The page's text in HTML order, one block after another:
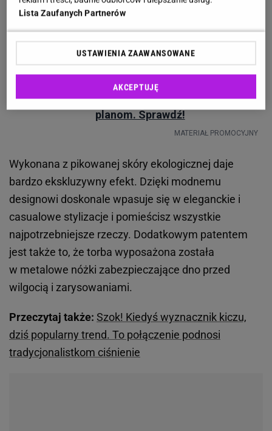
Wykonana z pikowanej skóry ekologicznej daje
bardzo ekskluzywny efekt. Dzięki modnemu
designowi doskonale wpasuje się w eleganckie i
casualowe stylizacje i pomieścisz wszystkie
najpotrzebniejsze rzeczy. Dodatkowym patentem
jest także to, że torba wyposażona została
w metalowe nóżki zabezpieczające dno przed
wilgocią i zarysowaniami.
Przeczytaj także: Szok! Kiedyś wyznacznik kiczu,
dziś popularny trend. To połączenie podnosi
tradycjonalistkom ciśnienie
Lista Zaufanych Partnerów
USTAWIENIA ZAAWANSOWANE
AKCEPTUJĘ